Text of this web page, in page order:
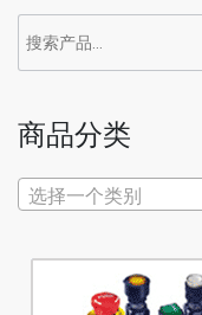
商品分类
选择一个类别